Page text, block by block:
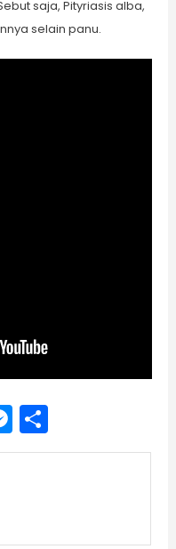
saja, Pityriasis alba,
selain panu.
Messenger
Share